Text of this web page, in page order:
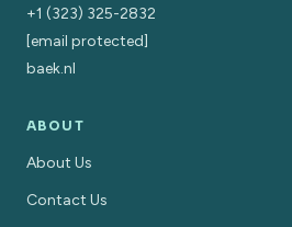
+1 (323) 325-2832
[email protected]
baek.nl
ABOUT
About Us
Contact Us